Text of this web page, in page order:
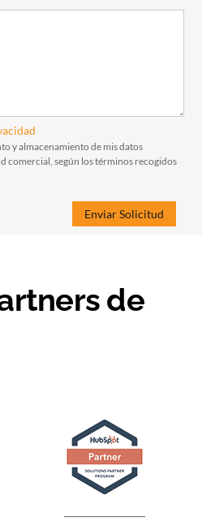
y almacenamiento de mis datos
comercial, según los términos recogidos
de